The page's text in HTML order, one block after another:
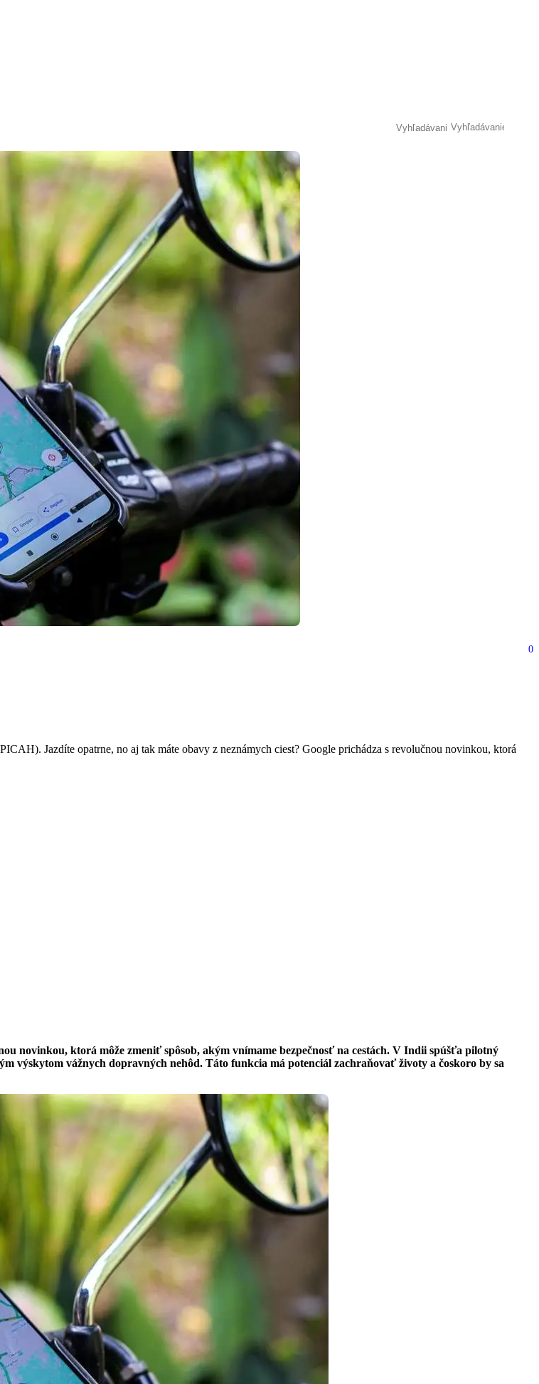
0
Jazdíte opatrne, no aj tak máte obavy z neznámych ciest? Google prichádza s revolučnou novinkou, ktorá
novinkou, ktorá môže zmeniť spôsob, akým vnímame bezpečnosť na cestách. V Indii spúšťa pilotný
výskytom vážnych dopravných nehôd. Táto funkcia má potenciál zachraňovať životy a čoskoro by sa